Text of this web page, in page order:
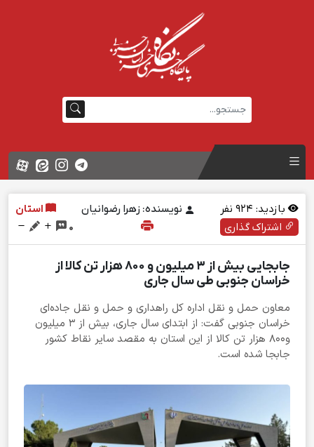
بازدید: نفر نویسنده: زهرا رضوانیان
استان
اشتراک گذاری
0
جابجایی بیش از 3 میلیون و ۸۰۰ هزار تن کالا از
خراسان جنوبی طی سال جاری
معاون حمل و نقل اداره کل راهداری و حمل و نقل جاده‌ای
خراسان جنوبی گفت: از ابتدای سال جاری، بیش از 3 میلیون
و۸۰۰ هزار تن کالا از این استان به مقصد سایر نقاط کشور
جابجا شده است.